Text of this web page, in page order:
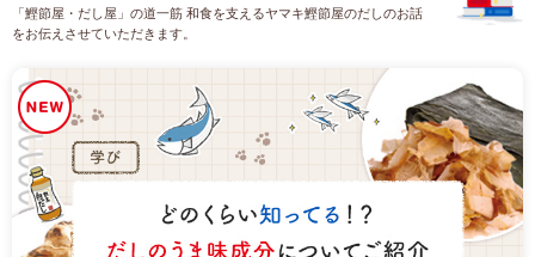
「鰹節屋・だし屋」の道一筋 和食を支えるヤマキ鰹節屋のだしのお話
をお伝えさせていただきます。